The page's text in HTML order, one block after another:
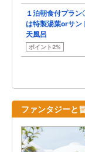
１泊朝食付プラ
は特製湯葉orサン
天風呂
ポイント2%
ファンタジーと